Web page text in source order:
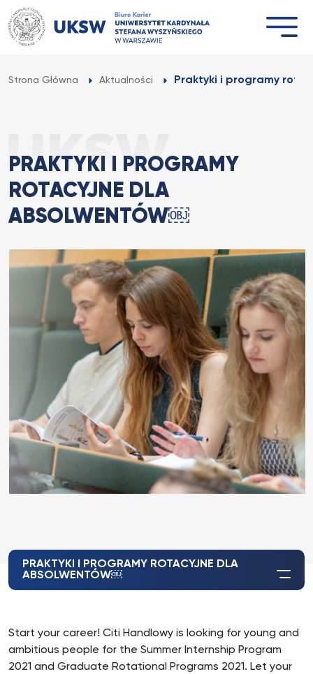
Przejdź
do
treści
Strona Główna Aktualności Praktyki i programy
PRAKTYKI I PROGRAMY
ROTACYJNE DLA
ABSOLWENTÓW￼
PRAKTYKI I PROGRAMY ROTACYJNE DLA
ABSOLWENTÓW￼
Start your career! Citi Handlowy is looking for young and
ambitious people for the Summer Internship Program
2021 and Graduate Rotational Programs 2021. Let your